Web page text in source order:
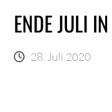
ENDE JULI
28. Juli 2020